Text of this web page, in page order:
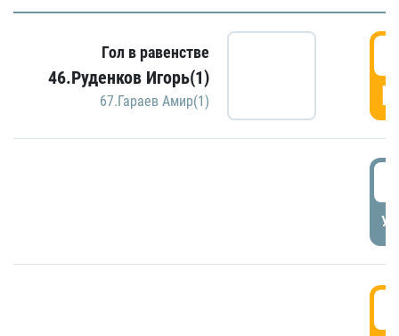
Гол в равенстве
46.Руденков Игорь(1)
67.Гараев Амир(1)